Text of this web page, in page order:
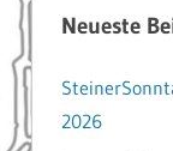
Neueste
2026